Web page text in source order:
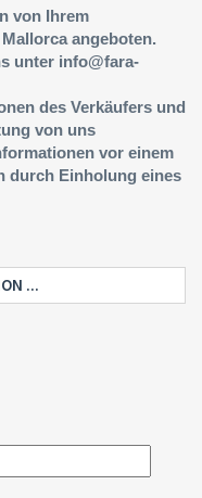
von Ihrem
angeboten.
unter info@fara-
des Verkäufers und
von uns
vor einem
durch Einholung eines
...